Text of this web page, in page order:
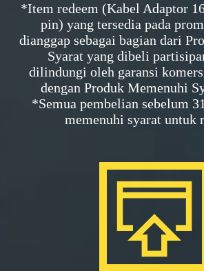
*Item redeem (Kabel Adaptor
pin) yang tersedia pada
dianggap sebagai bagian dari
Syarat yang dibeli
dilindungi oleh garansi
dengan Produk Memenuhi
*Semua pembelian sebelum
memenuhi syarat untuk